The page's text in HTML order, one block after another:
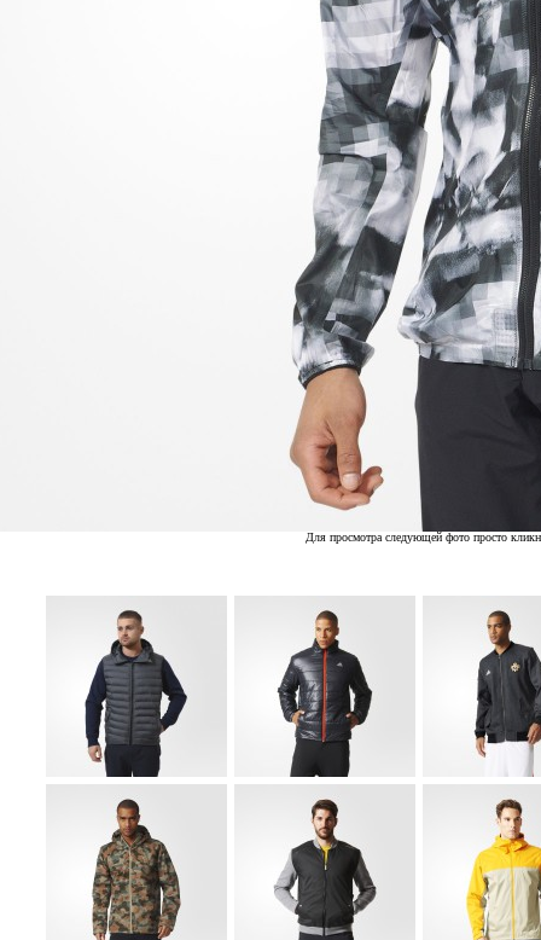
Для просмотра следующей фото просто